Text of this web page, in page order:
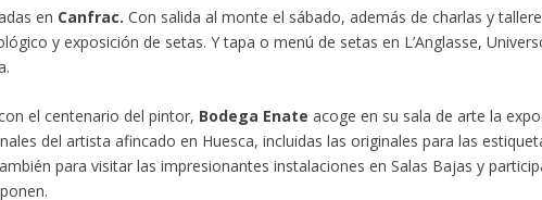
en Canfrac. Con salida al monte el sábado, además de charlas y
y exposición de setas. Y tapa o menú de setas en L’Anglasse,
el centenario del pintor, Bodega Enate acoge en su sala de arte la
del artista afincado en Huesca, incluidas las originales para las
para visitar las impresionantes instalaciones en Salas Bajas y